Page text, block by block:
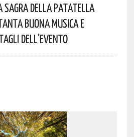
Sagra Della Patatella
Buona Musica E
Dell’evento